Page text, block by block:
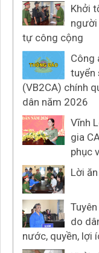
Khởi
người
tự công cộng
Công
tuyển
(VB2CA) chính
dân năm 2026
Vĩnh
gia
phục
Lời
do
nước, quyền, lợi